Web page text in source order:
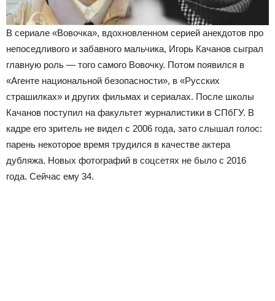
В сериале «Вовочка», вдохновленном серией анекдотов про
непоседливого и забавного мальчика, Игорь Качанов сыграл
главную роль — того самого Вовочку. Потом появился в
«Агенте национальной безопасности», в «Русских
страшилках» и других фильмах и сериалах. После школы
Качанов поступил на факультет журналистики в СПбГУ. В
кадре его зритель не видел с 2006 года, зато слышал голос:
парень некоторое время трудился в качестве актера
дубляжа. Новых фотографий в соцсетях не было с 2016
года. Сейчас ему 34.